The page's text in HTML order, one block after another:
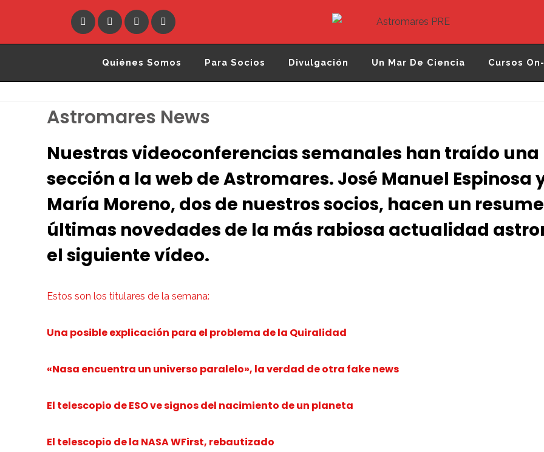
Astromares PRE
Quiénes Somos Para Socios Divulgación Un Mar De Ciencia Cursos
Astromares News
Nuestras videoconferencias semanales han traído una
sección a la web de Astromares. José Manuel Espinosa
María Moreno, dos de nuestros socios, hacen un
últimas novedades de la más rabiosa actualidad
el siguiente vídeo.
Estos son los titulares de la semana:
Una posible explicación para el problema de la Quiralidad
«Nasa encuentra un universo paralelo», la verdad de otra fake news
El telescopio de ESO ve signos del nacimiento de un planeta
El telescopio de la NASA WFirst, rebautizado